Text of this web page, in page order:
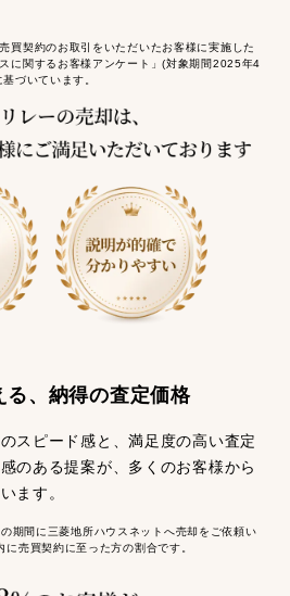
買契約のお取引をいただいたお客様に実施した
に関するお客様アンケート」(対象期間2025年4
づいています。
る、納得の査定価格
スピード感と、満足度の高い査定
のある提案が、多くのお客様から
ます。
期間に三菱地所ハウスネットへ売却をご依頼い
売買契約に至った方の割合です。